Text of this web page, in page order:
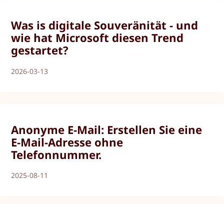
Was is digitale Souveränität - und
wie hat Microsoft diesen Trend
gestartet?
2026-03-13
Anonyme E-Mail: Erstellen Sie eine
E-Mail-Adresse ohne
Telefonnummer.
2025-08-11